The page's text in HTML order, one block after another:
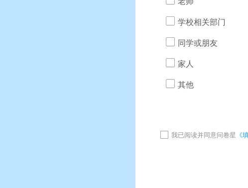
学校相关部门
同学或朋友
家人
其他
我已阅读并同意问卷星 《